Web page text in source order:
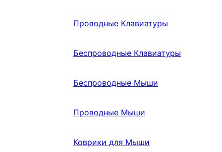
Проводные Клавиатуры
Беспроводные Клавиатуры
Беспроводные Мыши
Проводные Мыши
Коврики для Мыши